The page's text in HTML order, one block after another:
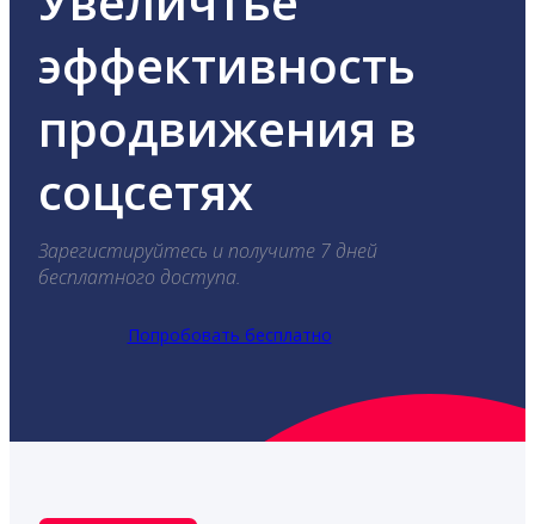
эффективность
продвижения в
соцсетях
Зарегистируйтесь и получите 7 дней
бесплатного доступа.
Попробовать бесплатно